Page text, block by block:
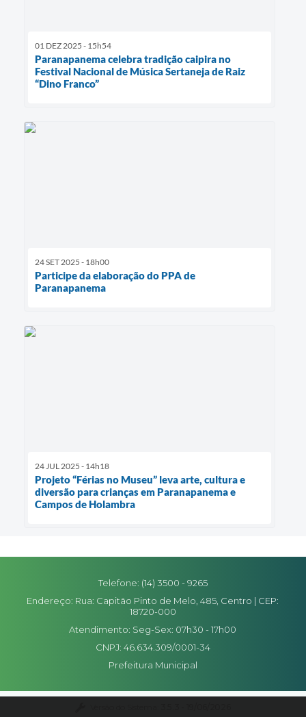
01 DEZ 2025 - 15h54
Paranapanema celebra tradição caipira no
Festival Nacional de Música Sertaneja de Raiz
“Dino Franco”
24 SET 2025 - 18h00
Participe da elaboração do PPA de
Paranapanema
24 JUL 2025 - 14h18
Projeto “Férias no Museu” leva arte, cultura e
diversão para crianças em Paranapanema e
Campos de Holambra
Telefone: (14) 3500 - 9265
Endereço: Rua: Capitão Pinto de Melo, 485, Centro | CEP:
18720-000
Atendimento: Seg-Sex: 07h30 - 17h00
CNPJ: 46.634.309/0001-34
Prefeitura Municipal